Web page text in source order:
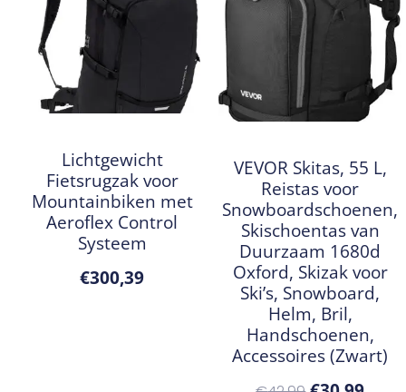
Lichtgewicht
Fietsrugzak voor
Mountainbiken met
Aeroflex Control
Systeem
€300,39
VEVOR Skitas, 55 L,
Reistas voor
Snowboardschoenen,
Skischoentas van
Duurzaam 1680d
Oxford, Skizak voor
Ski’s, Snowboard,
Helm, Bril,
Handschoenen,
Accessoires (Zwart)